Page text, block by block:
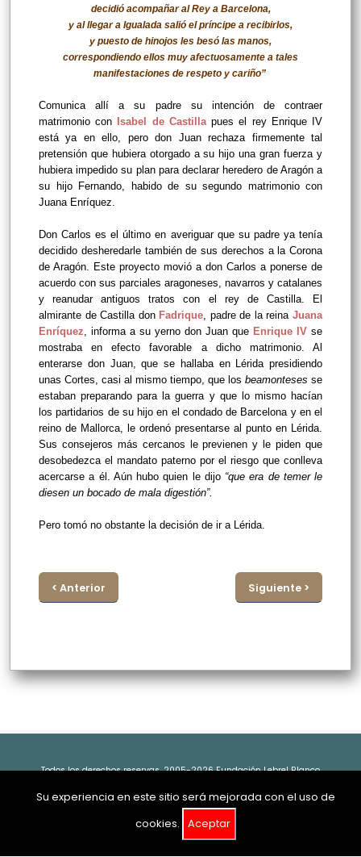
decidió acompañar al Rey a Barcelona,
y al llegar a Igualada salió el príncipe a recibirlos,
y puesto de hinojos les besó las manos,
correspondiendo ellos muy afectuosamente a tales
manifestaciones de respeto y cariño”
Comunica allí a su padre su intención de contraer
matrimonio con
Isabel de Castilla pues el rey Enrique IV
está ya en ello, pero don Juan rechaza firmemente tal
pretensión que hubiera otorgado a su hijo una gran fuerza y
hubiera impedido su plan para declarar heredero de Aragón a
su hijo Fernando, habido de su segundo matrimonio con
Juana Enríquez.
Don Carlos es el último en averiguar que su padre ya tenía
decidido desheredarle también de sus derechos a la Corona
de Aragón. Este proyecto movió a don Carlos a ponerse de
acuerdo con sus parciales aragoneses, navarros y catalanes
y reanudar antiguos tratos con el rey de Castilla. El
almirante de Castilla don Fadrique, padre de la reinaJuana
Enríquez, informa a su yerno don Juan que Enrique IV se
mostraba en efecto favorable a dicho matrimonio. Al
enterarse don Juan, que se hallaba en Lérida presidiendo
unas Cortes, casi al mismo tiempo, que los beamonteses se
estaban preparando para la guerra y que lo mismo hacían
los partidarios de su hijo en el condado de Barcelona y en el
reino de Mallorca, le ordenó presentarse al punto en Lérida.
Sus consejeros más cercanos le previenen y le piden que
desobedezca el mandato paterno por el riesgo que conlleva
acercarse a él. Aún hubo quien le dijo “que era de temer le
diesen un bocado de mala digestión”.
Pero tomó no obstante la decisión de ir a Lérida.
< Anterior Siguiente >
Todos los derechos reservas. 2005-2026 Fundación Lebrel Blanco
Su experiencia en este sitio será mejorada con el uso de
cookies. Aceptar